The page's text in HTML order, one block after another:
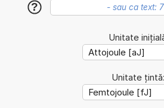
?
Unitate
Unitate țintă: